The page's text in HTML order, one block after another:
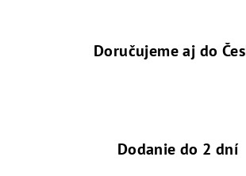
Doručujeme aj do
Dodanie do 2 dní